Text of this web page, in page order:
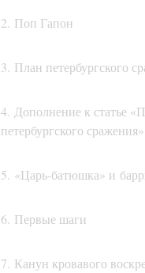
2. Поп Гапон
3. План петербургского
4. Дополнение к статье
петербургского сражения»
5. «Царь-батюшка» и
6. Первые шаги
7. Канун кровавого